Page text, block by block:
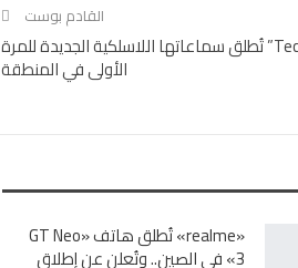
القادم بوست
“Technics” تُطلق سماعاتها اللاسلكية الجديدة للمرة
الأولى في المنطقة
«realme» تُطلق هاتف «GT Neo
3» في الصين.. وتُعلن عن إطلاق